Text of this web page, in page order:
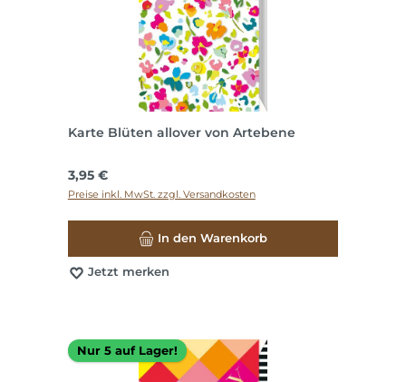
Karte Blüten allover von Artebene
Regulärer Preis:
3,95 €
Preise inkl. MwSt. zzgl. Versandkosten
In den Warenkorb
Jetzt merken
Nur 5 auf Lager!